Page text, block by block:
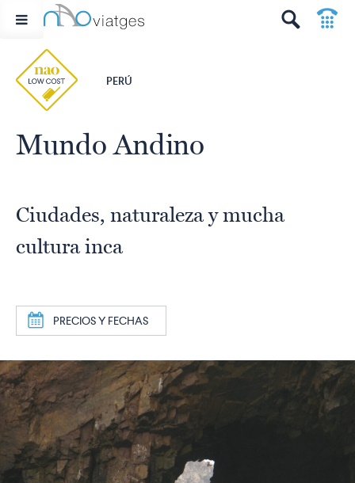
PERÚ
Mundo Andino
Ciudades, naturaleza y mucha
cultura inca
a PRECIOS Y FECHAS
t
p